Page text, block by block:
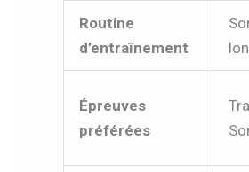
Routine
d’entraînement
Épreuves
préférées